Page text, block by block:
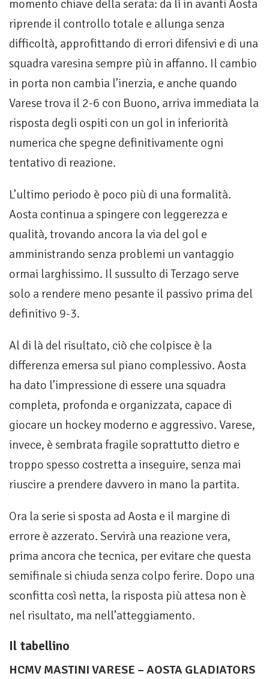
momento chiave della serata: da lì in avanti Aosta
riprende il controllo totale e allunga senza
difficoltà, approfittando di errori difensivi e di una
squadra varesina sempre più in affanno. Il cambio
in porta non cambia l’inerzia, e anche quando
Varese trova il 2-6 con Buono, arriva immediata la
risposta degli ospiti con un gol in inferiorità
numerica che spegne definitivamente ogni
tentativo di reazione.
L’ultimo periodo è poco più di una formalità.
Aosta continua a spingere con leggerezza e
qualità, trovando ancora la via del gol e
amministrando senza problemi un vantaggio
ormai larghissimo. Il sussulto di Terzago serve
solo a rendere meno pesante il passivo prima del
definitivo 9-3.
Al di là del risultato, ciò che colpisce è la
differenza emersa sul piano complessivo. Aosta
ha dato l’impressione di essere una squadra
completa, profonda e organizzata, capace di
giocare un hockey moderno e aggressivo. Varese,
invece, è sembrata fragile soprattutto dietro e
troppo spesso costretta a inseguire, senza mai
riuscire a prendere davvero in mano la partita.
Ora la serie si sposta ad Aosta e il margine di
errore è azzerato. Servirà una reazione vera,
prima ancora che tecnica, per evitare che questa
semifinale si chiuda senza colpo ferire. Dopo una
sconfitta così netta, la risposta più attesa non è
nel risultato, ma nell’atteggiamento.
Il tabellino
HCMV MASTINI VARESE – AOSTA GLADIATORS